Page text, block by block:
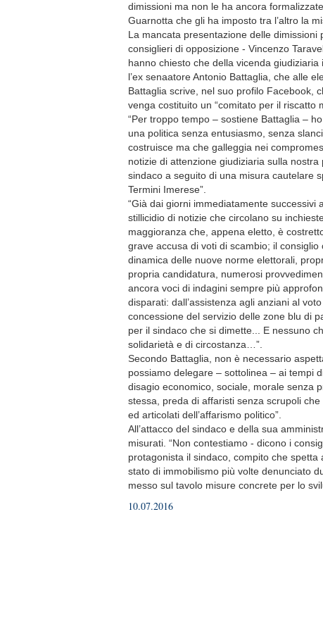
dimissioni ma non le ha ancora
Guarnotta che gli ha imposto tra l’altro la
La mancata presentazione delle
consiglieri di opposizione - Vincenzo
hanno chiesto che della vicenda
l’ex senaatore Antonio Battaglia, che alle
Battaglia scrive, nel suo profilo Facebook,
venga costituito un “comitato per il riscatto
“Per troppo tempo – sostiene Battaglia –
una politica senza entusiasmo, senza
costruisce ma che galleggia nei
notizie di attenzione giudiziaria sulla
sindaco a seguito di una misura cautelare
Termini Imerese”.
“Già dai giorni immediatamente
stillicidio di notizie che circolano su
maggioranza che, appena eletto, è
grave accusa di voti di scambio; il
dinamica delle nuove norme elettorali,
propria candidatura, numerosi
ancora voci di indagini sempre più
disparati: dall’assistenza agli anziani al
concessione del servizio delle zone blu di
per il sindaco che si dimette... E nessuno
solidarietà e di circostanza…”.
Secondo Battaglia, non è necessario
possiamo delegare – sottolinea – ai tempi
disagio economico, sociale, morale senza
stessa, preda di affaristi senza scrupoli
ed articolati dell’affarismo politico”.
All’attacco del sindaco e della sua
misurati. “Non contestiamo - dicono i
protagonista il sindaco, compito che
stato di immobilismo più volte denunciato
messo sul tavolo misure concrete per lo
10.07.2016